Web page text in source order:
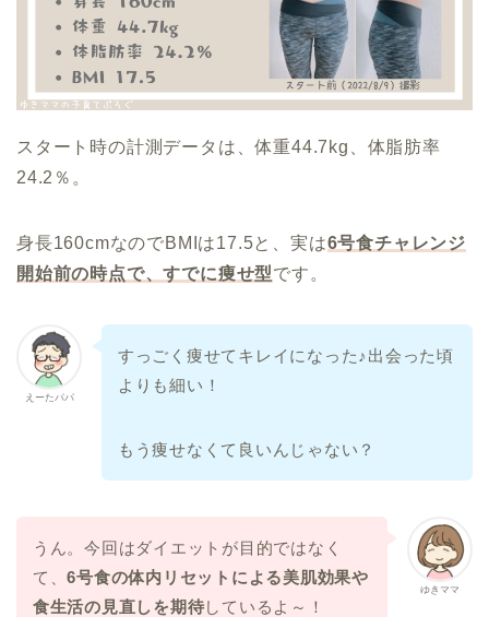
スタート時の計測データは、体重44.7kg、体脂肪率
24.2％。
身長160cmなのでBMIは17.5と、実は6号食チャレンジ
開始前の時点で、すでに痩せ型です。
えーたパパ
すっごく痩せてキレイになった♪出会った頃
よりも細い！
もう痩せなくて良いんじゃない？
ゆきママ
うん。今回はダイエットが目的ではなく
て、6号食の体内リセットによる美肌効果や
食生活の見直しを期待しているよ～！